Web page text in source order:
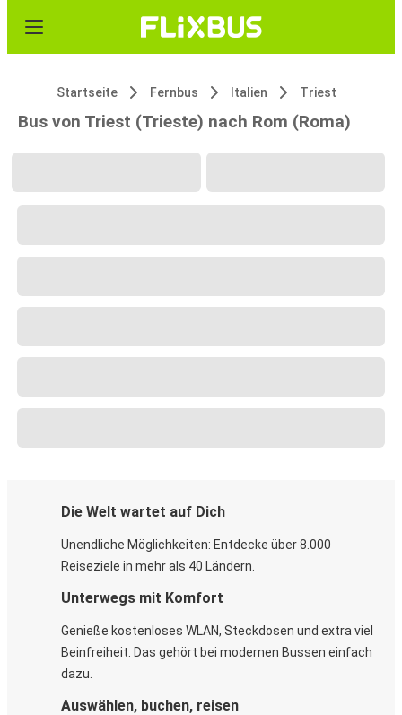
Startseite Fernbus Italien Triest
Bus von Triest (Trieste) nach Rom (Roma)
Die Welt wartet auf Dich
Unendliche Möglichkeiten: Entdecke über 8.000
Reiseziele in mehr als 40 Ländern.
Unterwegs mit Komfort
Genieße kostenloses WLAN, Steckdosen und extra viel
Beinfreiheit. Das gehört bei modernen Bussen einfach
dazu.
Auswählen, buchen, reisen